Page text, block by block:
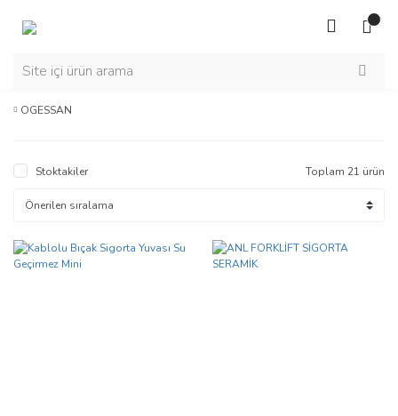
OGESSAN
Stoktakiler Toplam 21 ürün